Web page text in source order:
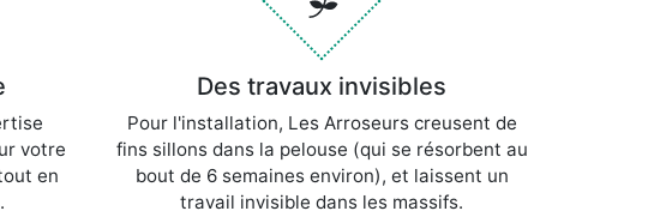
votre
en
Des travaux invisibles
Pour l'installation, Les Arroseurs creusent de
fins sillons dans la pelouse (qui se résorbent au
bout de 6 semaines environ), et laissent un
travail invisible dans les massifs.